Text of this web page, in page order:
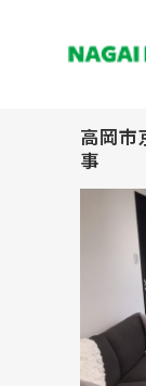
高岡
事